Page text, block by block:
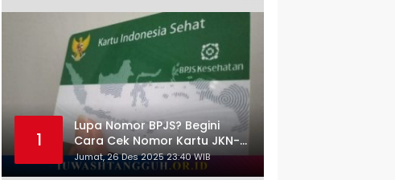
1
Lupa Nomor BPJS? Begini
Cara Cek Nomor Kartu JKN-
KIS dengan NIK KTP
Jumat, 26 Des 2025 23:40 WIB